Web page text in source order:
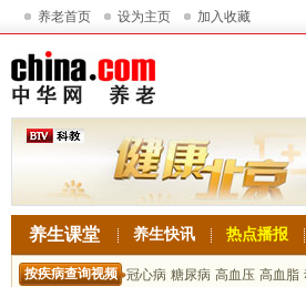
养老首页 设为主页 加入收藏
养生课堂 养生快讯 热点播报
按疾病查询视频 冠心病 糖尿病 高血压 高血脂